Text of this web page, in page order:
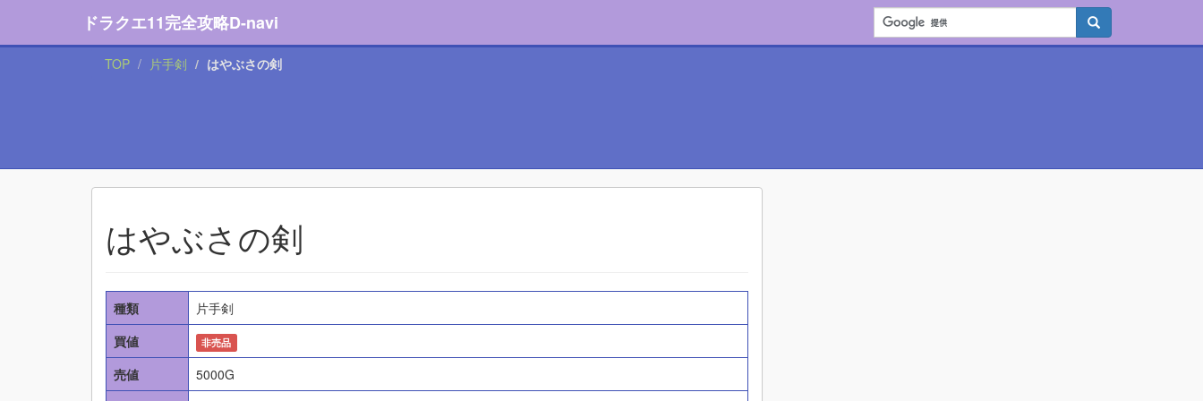
ドラクエ11完全攻略D-navi
TOP 片手剣 はやぶさの剣
はやぶさの剣
種類
片手剣
買値
非売品
売値
5000G